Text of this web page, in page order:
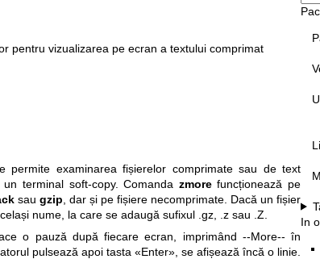
pentru vizualizarea pe ecran a textului comprimat
permite examinarea fișierelor comprimate sau de text
terminal soft-copy. Comanda zmorefuncționează pe
saugzip , dar și pe fișiere necomprimate. Dacă un fișier
nume, la care se adaugă sufixul .gz, .z sau .Z.
o pauză după fiecare ecran, imprimând --More-- în
pulsează apoi tasta «Enter», se afișează încă o linie.
In